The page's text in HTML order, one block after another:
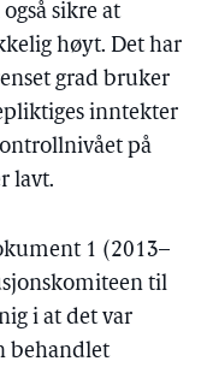
sikre at
høyt. Det har
grad bruker
inntekter
på
lavt.
1 (2013–
til
i at det var
behandlet